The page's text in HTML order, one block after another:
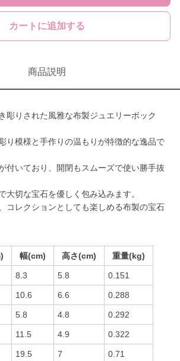
カートに追加する
商品説明
彫りされた風雅な布製ジュエリーボック
り模様と手作りの温もりが特徴的な逸品で
付いており、開閉もスムーズで使い勝手抜
大切な宝石を優しく包み込みます。
コレクションとしても楽しめる布製の宝石
幅(cm) 高さ(cm) 重量(kg)
8.3 5.8 0.151
10.6 6.6 0.288
5.8 4.8 0.292
11.5 4.9 0.322
19.5 7 0.71